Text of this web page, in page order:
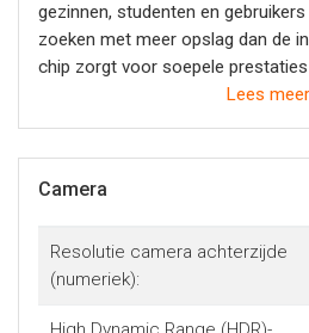
gezinnen, studenten en
zoeken met meer opslag dan de
chip zorgt voor soepele
zoals browsen, streamen,
die nog niet hebt. Bij Yorcom
opslagruimte goed in balans wilt
Lees meer
Camera
Resolutie camera achterzijde
(numeriek):